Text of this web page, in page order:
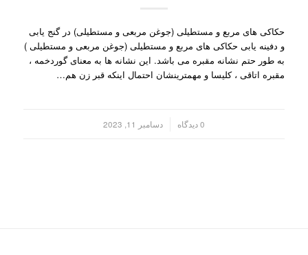
حکاکی های مربع و مستطیلی (جوغن مربعی و مستطیلی) در گنج یابی
و دفینه یابی حکاکی های مربع و مستطیلی (جوغن مربعی و مستطیلی )
به طور حتم نشانه مقبره می باشد. این نشانه ها به معنای گوردخمه ،
مقبره اتاقی ، کلیسا و مهمترینشان احتمال اینکه قبر زن هم…
0 دیدگاه دسامبر 11, 2023